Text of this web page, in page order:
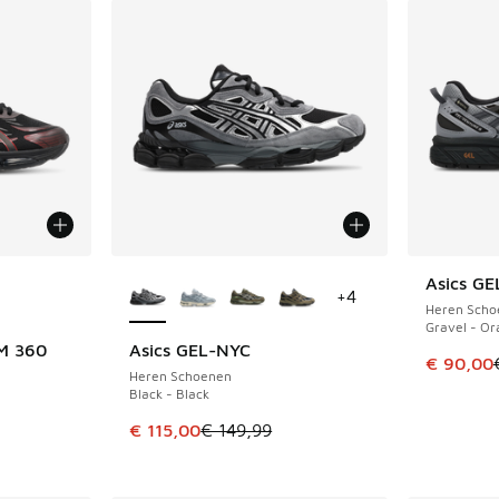
360 Asics GEL-NYC
Heren Schoenen
Black - Black
Dit artikel is in de uitverkoop. Dit artikel is in
€ 115,00€ 149,99
BESPAAR € 34
+4
Asics
Heren
Gravel -
Dit
€ 90,00
BESPAAR